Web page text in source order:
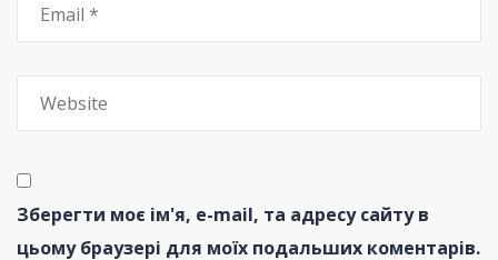
Зберегти моє ім'я, e-mail, та адресу сайту в
цьому браузері для моїх подальших коментарів.